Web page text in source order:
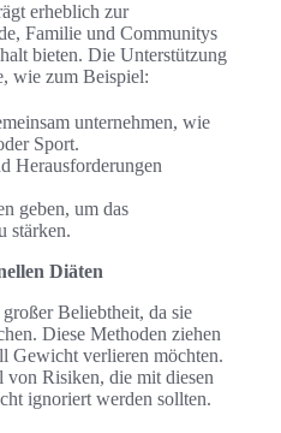
erheblich zur
Familie und Communitys
bieten. Die Unterstützung
wie zum Beispiel:
unternehmen, wie
Sport.
Herausforderungen
geben, um das
stärken.
Diäten
Beliebtheit, da sie
Diese Methoden ziehen
Gewicht verlieren möchten.
Risiken, die mit diesen
ignoriert werden sollten.